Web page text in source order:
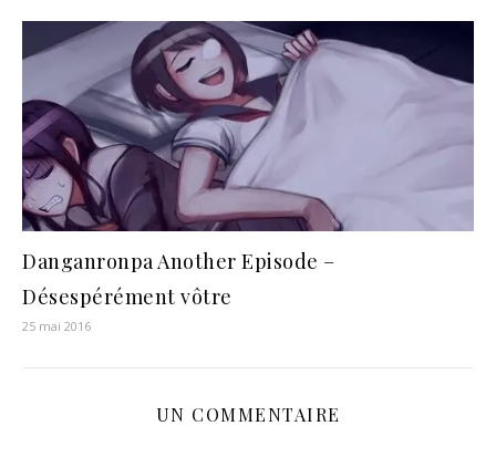
Danganronpa Another Episode –
Désespérément vôtre
25 mai 2016
UN COMMENTAIRE